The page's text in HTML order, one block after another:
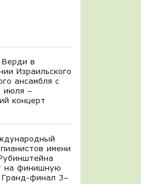
Верди в
Израильского
ансамбля с
июля –
концерт
имени
на финишную
финал 3–